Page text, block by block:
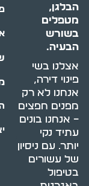
הבלגן,
מטפלים
בשורש
הבעיה.
אצלנו בשי
פינוי דירה,
אנחנו לא רק
מפנים חפצים
– אנחנו בונים
עתיד נקי
יותר. עם ניסיון
של עשורים
בטיפול